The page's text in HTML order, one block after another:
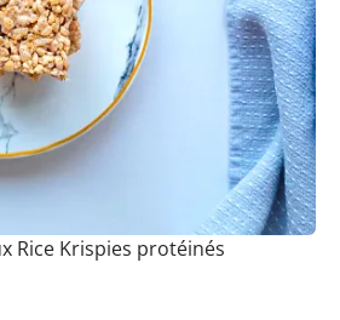
Rice Krispies protéinés